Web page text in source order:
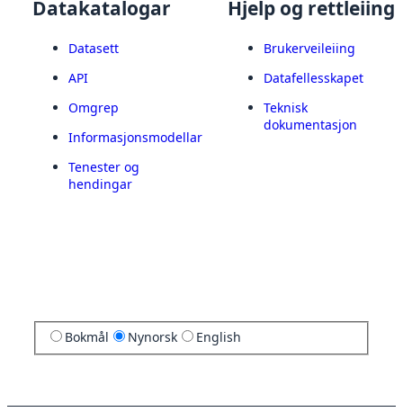
Datakatalogar
Datasett
API
Omgrep
Informasjonsmodellar
Tenester og
hendingar
Hjelp og rettleiing
Brukerveileiing
Datafellesskapet
Teknisk
dokumentasjon
Bokmål Nynorsk English